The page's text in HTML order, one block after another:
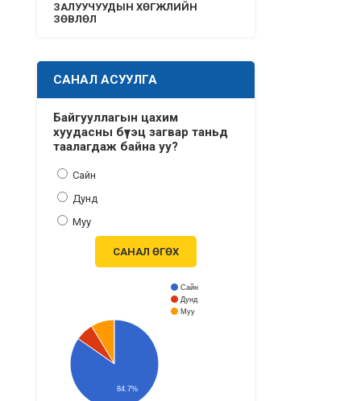
ЗАЛУУЧУУДЫН ХӨГЖЛИЙН
ЗӨВЛӨЛ
САНАЛ АСУУЛГА
Байгууллагын цахим
хуудасны бүтэц загвар таньд
таалагдаж байна уу?
Сайн
Дунд
Муу
САНАЛ ӨГӨХ
Сайн
Дунд
Муу
84.7%